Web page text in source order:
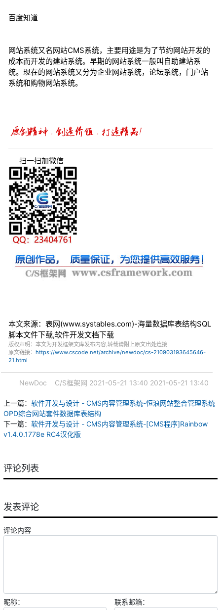
百度知道
网站系统又名网站CMS系统，主要用途是为了节约网站开发的
成本而开发的建站系统。早期的网站系统一般叫自助建站系
统。现在的网站系统又分为企业网站系统，论坛系统，门户站
系统和购物网站系统。
扫一扫加微信
本文来源：表网(www.systables.com)-海量数据库表结构SQL
脚本文件下载,软件开发文档下载
版权声明：本文为开发框架文库发布内容,转载请附上原文出处连接
原文链接： https://www.cscode.net/archive/newdoc/cs-210903193645646-
21.html
NewDoc C/S框架网 2021-05-21 13:40 2021-05-21 13:40
上一篇： 软件开发与设计 - CMS内容管理系统-恒浪网站整合管理系统
OPD综合网站套件数据库表结构
下一篇： 软件开发与设计 - CMS内容管理系统-[CMS程序]Rainbow
v1.4.0.1778e RC4汉化版
评论列表
发表评论
评论内容
昵称： 联系邮箱：